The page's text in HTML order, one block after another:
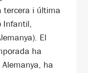
tercera i última
Infantil,
El
ha
ha